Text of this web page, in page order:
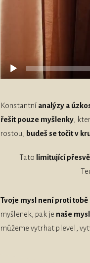
Konstantní analýzy a
řešit pouze myšlenky ,
rostou, budeš se točit v
Tato limitující
Tvoje mysl není proti tobě
myšlenek, pak je naše
můžeme vytrhat plevel,